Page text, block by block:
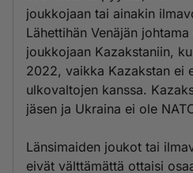
joukkojaan tai ainakin
Lähettihän Venäjän
joukkojaan Kazakstaniin,
2022, vaikka Kazakstan ei
ulkovaltojen kanssa.
jäsen ja Ukraina ei ole
Länsimaiden joukot tai
eivät välttämättä ottaisi